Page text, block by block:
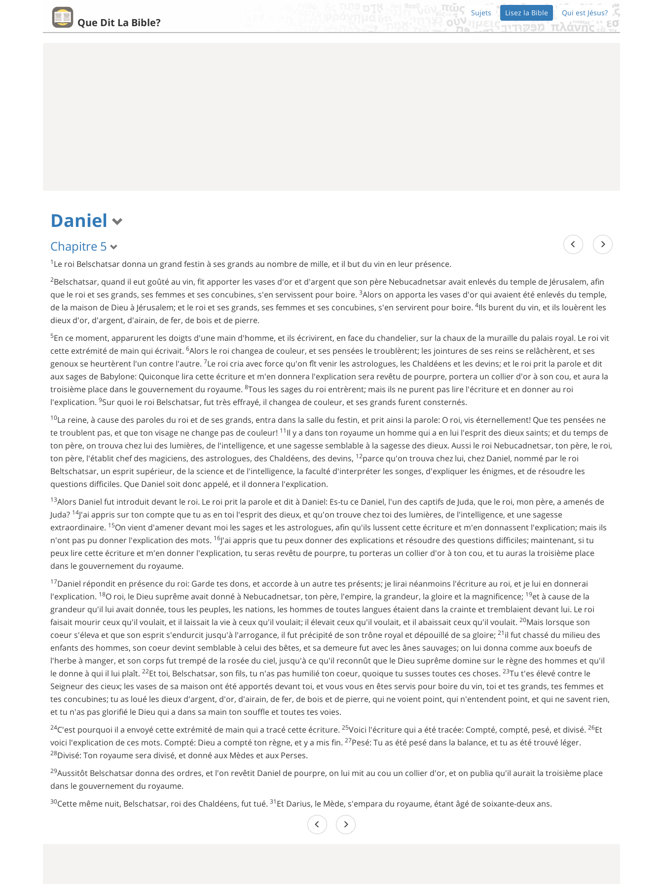
Que Dit La Bible?
Sujets Lisez la Bible Qui est Jésus?
Daniel
Chapitre 5
1Le roi Belschatsar donna un grand festin à ses grands au nombre de mille, et il but du vin en leur présence.
2Belschatsar, quand il eut goûté au vin, fit apporter les vases d'or et d'argent que son père Nebucadnetsar avait enlevés du temple de Jérusalem, afin
que le roi et ses grands, ses femmes et ses concubines, s'en servissent pour boire. 3Alors on apporta les vases d'or qui avaient été enlevés du temple,
de la maison de Dieu à Jérusalem; et le roi et ses grands, ses femmes et ses concubines, s'en servirent pour boire. 4Ils burent du vin, et ils louèrent les
dieux d'or, d'argent, d'airain, de fer, de bois et de pierre.
5En ce moment, apparurent les doigts d'une main d'homme, et ils écrivirent, en face du chandelier, sur la chaux de la muraille du palais royal. Le roi vit
cette extrémité de main qui écrivait. 6Alors le roi changea de couleur, et ses pensées le troublèrent; les jointures de ses reins se relâchèrent, et ses
genoux se heurtèrent l'un contre l'autre. 7Le roi cria avec force qu'on fît venir les astrologues, les Chaldéens et les devins; et le roi prit la parole et dit
aux sages de Babylone: Quiconque lira cette écriture et m'en donnera l'explication sera revêtu de pourpre, portera un collier d'or à son cou, et aura la
troisième place dans le gouvernement du royaume. 8Tous les sages du roi entrèrent; mais ils ne purent pas lire l'écriture et en donner au roi
l'explication. 9Sur quoi le roi Belschatsar, fut très effrayé, il changea de couleur, et ses grands furent consternés.
10La reine, à cause des paroles du roi et de ses grands, entra dans la salle du festin, et prit ainsi la parole: O roi, vis éternellement! Que tes pensées ne
te troublent pas, et que ton visage ne change pas de couleur! 11Il y a dans ton royaume un homme qui a en lui l'esprit des dieux saints; et du temps de
ton père, on trouva chez lui des lumières, de l'intelligence, et une sagesse semblable à la sagesse des dieux. Aussi le roi Nebucadnetsar, ton père, le roi,
ton père, l'établit chef des magiciens, des astrologues, des Chaldéens, des devins, 12parce qu'on trouva chez lui, chez Daniel, nommé par le roi
Beltschatsar, un esprit supérieur, de la science et de l'intelligence, la faculté d'interpréter les songes, d'expliquer les énigmes, et de résoudre les
questions difficiles. Que Daniel soit donc appelé, et il donnera l'explication.
13Alors Daniel fut introduit devant le roi. Le roi prit la parole et dit à Daniel: Es-tu ce Daniel, l'un des captifs de Juda, que le roi, mon père, a amenés de
Juda? 14J'ai appris sur ton compte que tu as en toi l'esprit des dieux, et qu'on trouve chez toi des lumières, de l'intelligence, et une sagesse
extraordinaire. 15On vient d'amener devant moi les sages et les astrologues, afin qu'ils lussent cette écriture et m'en donnassent l'explication; mais ils
n'ont pas pu donner l'explication des mots. 16J'ai appris que tu peux donner des explications et résoudre des questions difficiles; maintenant, si tu
peux lire cette écriture et m'en donner l'explication, tu seras revêtu de pourpre, tu porteras un collier d'or à ton cou, et tu auras la troisième place
dans le gouvernement du royaume.
17Daniel répondit en présence du roi: Garde tes dons, et accorde à un autre tes présents; je lirai néanmoins l'écriture au roi, et je lui en donnerai
l'explication. 18O roi, le Dieu suprême avait donné à Nebucadnetsar, ton père, l'empire, la grandeur, la gloire et la magnificence; 19et à cause de la
grandeur qu'il lui avait donnée, tous les peuples, les nations, les hommes de toutes langues étaient dans la crainte et tremblaient devant lui. Le roi
faisait mourir ceux qu'il voulait, et il laissait la vie à ceux qu'il voulait; il élevait ceux qu'il voulait, et il abaissait ceux qu'il voulait. 20Mais lorsque son
coeur s'éleva et que son esprit s'endurcit jusqu'à l'arrogance, il fut précipité de son trône royal et dépouillé de sa gloire; 21il fut chassé du milieu des
enfants des hommes, son coeur devint semblable à celui des bêtes, et sa demeure fut avec les ânes sauvages; on lui donna comme aux boeufs de
l'herbe à manger, et son corps fut trempé de la rosée du ciel, jusqu'à ce qu'il reconnût que le Dieu suprême domine sur le règne des hommes et qu'il
le donne à qui il lui plaît. 22Et toi, Belschatsar, son fils, tu n'as pas humilié ton coeur, quoique tu susses toutes ces choses. 23Tu t'es élevé contre le
Seigneur des cieux; les vases de sa maison ont été apportés devant toi, et vous vous en êtes servis pour boire du vin, toi et tes grands, tes femmes et
tes concubines; tu as loué les dieux d'argent, d'or, d'airain, de fer, de bois et de pierre, qui ne voient point, qui n'entendent point, et qui ne savent rien,
et tu n'as pas glorifié le Dieu qui a dans sa main ton souffle et toutes tes voies.
24C'est pourquoi il a envoyé cette extrémité de main qui a tracé cette écriture. 25Voici l'écriture qui a été tracée: Compté, compté, pesé, et divisé. 26Et
voici l'explication de ces mots. Compté: Dieu a compté ton règne, et y a mis fin. 27Pesé: Tu as été pesé dans la balance, et tu as été trouvé léger.
28Divisé: Ton royaume sera divisé, et donné aux Mèdes et aux Perses.
29Aussitôt Belschatsar donna des ordres, et l'on revêtit Daniel de pourpre, on lui mit au cou un collier d'or, et on publia qu'il aurait la troisième place
dans le gouvernement du royaume.
30Cette même nuit, Belschatsar, roi des Chaldéens, fut tué. 31Et Darius, le Mède, s'empara du royaume, étant âgé de soixante-deux ans.